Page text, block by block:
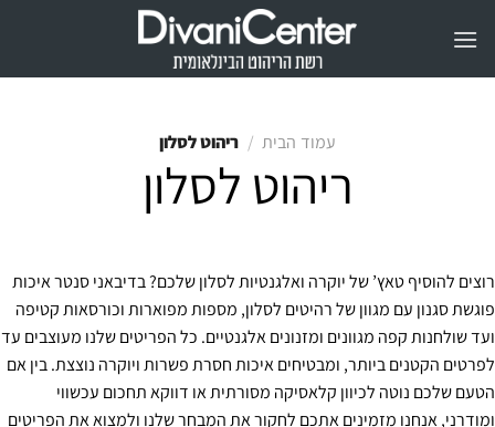
ריהוט לסלון
עמוד הבית / ריהוט לסלון
רוצים להוסיף טאץ’ של יוקרה ואלגנטיות לסלון שלכם? בדיבאני סנטר איכות
פוגשת סגנון עם מגוון של רהיטים לסלון, מספות מפוארות וכורסאות קטיפה
ועד שולחנות קפה מגוונים ומזנונים אלגנטיים. כל הפריטים שלנו מעוצבים עד
לפרטים הקטנים ביותר, ומבטיחים איכות חסרת פשרות ויוקרה נוצצת. בין אם
הטעם שלכם נוטה לכיוון קלאסיקה מסורתית או דווקא תחכום עכשווי
ומודרני, אנחנו מזמינים אתכם לחקור את המבחר שלנו ולמצוא את הפריטים